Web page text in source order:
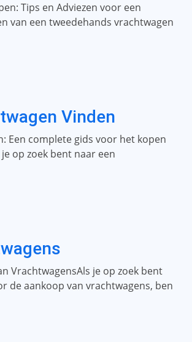
Tips en Adviezen voor een
van een tweedehands vrachtwagen
Vinden
Een complete gids voor het kopen
op zoek bent naar een
VrachtwagensAls je op zoek bent
de aankoop van vrachtwagens, ben